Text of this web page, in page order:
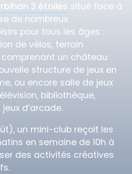
3 étoiles situé face à
de nombreux
pour tous les âges :
de vélos, terrain
un château
structure de jeux en
ou encore salle de jeux
bibliothèque,
d’arcade.
un mini-club reçoit les
en semaine de 10h à
des activités créatives